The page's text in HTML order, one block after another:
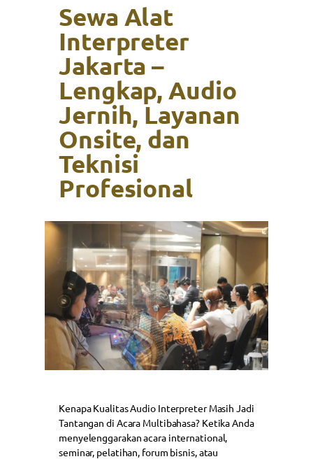
Sewa Alat
Interpreter
Jakarta –
Lengkap, Audio
Jernih, Layanan
Onsite, dan
Teknisi
Profesional
Kenapa Kualitas Audio Interpreter Masih Jadi
Tantangan di Acara Multibahasa? Ketika Anda
menyelenggarakan acara international,
seminar, pelatihan, forum bisnis, atau